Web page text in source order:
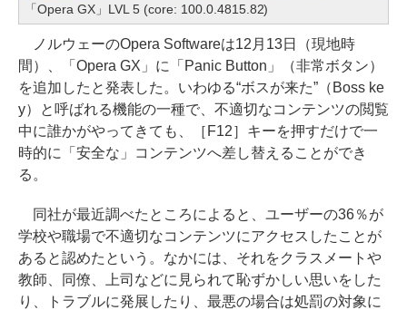
「Opera GX」LVL 5 (core: 100.0.4815.82)
ノルウェーのOpera Softwareは12月13日（現地時
間）、「Opera GX」に「Panic Button」（非常ボタン）
を追加したと発表した。いわゆる“ボスが来た”（Boss ke
y）と呼ばれる機能の一種で、不適切なコンテンツの閲覧
中に誰かがやってきても、［F12］キーを押すだけで一
時的に「安全な」コンテンツへ差し替えることができ
る。
同社が最近調べたところによると、ユーザーの36％が
学校や職場で不適切なコンテンツにアクセスしたことが
あると認めたという。なかには、それをクラスメートや
教師、同僚、上司などに見られて恥ずかしい思いをした
り、トラブルに発展したり、最悪の場合は処罰の対象に